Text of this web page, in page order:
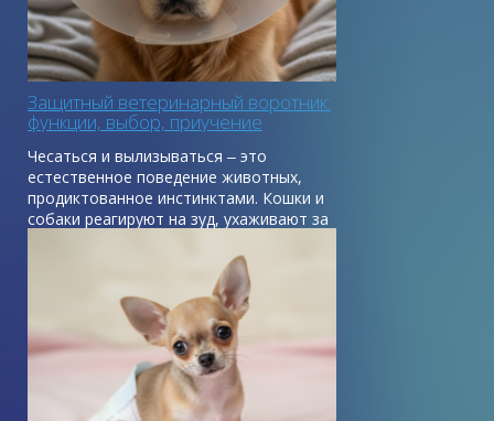
Защитный ветеринарный воротник:
функции, выбор, приучение
Чесаться и вылизываться ‒ это
естественное поведение животных,
продиктованное инстинктами. Кошки и
собаки реагируют на зуд, ухаживают за
мелкие повреждения с помощью своей
слюны, которая обладает
бактерицидными и ранозаживляющими